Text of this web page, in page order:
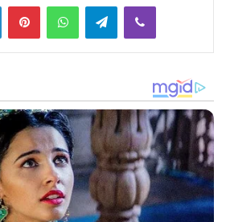
LinkedInPinterestWhatsAppTelegramViber